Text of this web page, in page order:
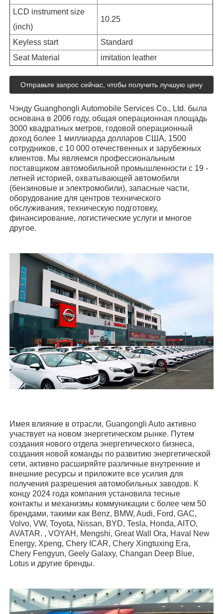
LCD instrument size
(inch)
10.25
Keyless start
Standard
Seat Material
imitation leather
Отправьте запрос сейчас, чтобы получить лучшую цену
Чэнду Guanghongli Automobile Services Co., Ltd. была
основана в 2006 году, общая операционная площадь
3000 квадратных метров, годовой операционный
доход более 1 миллиарда долларов США, 1500
сотрудников, с 10 000 отечественных и зарубежных
клиентов. Мы являемся профессиональным
поставщиком автомобильной промышленности с 19 -
летней историей, охватывающей автомобили
(бензиновые и электромобили), запасные части,
оборудование для центров технического
обслуживания, техническую подготовку,
финансирование, логистические услуги и многое
другое.
Имея влияние в отрасли, Guangongli Auto активно
участвует на новом энергетическом рынке. Путем
создания нового отдела энергетического бизнеса,
создания новой команды по развитию энергетической
сети, активно расширяйте различные внутренние и
внешние ресурсы и приложите все усилия для
получения разрешения автомобильных заводов. К
концу 2024 года компания установила тесные
контакты и механизмы коммуникации с более чем 50
брендами, такими как Benz, BMW, Audi, Ford, GAC,
Volvo, VW, Toyota, Nissan, BYD, Tesla, Honda, AITO,
AVATAR. , VOYAH, Mengshi, Great Wall Ora, Haval New
Energy, Xpeng, Chery ICAR, Chery Xingtuxing Era,
Chery Fengyun, Geely Galaxy, Changan Deep Blue,
Lotus и другие бренды.